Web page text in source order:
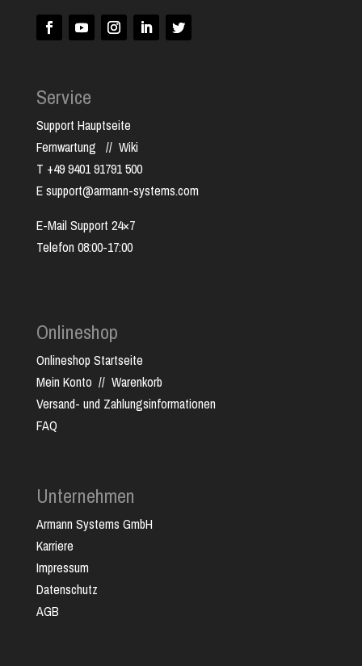
Service
Support Hauptseite
Fernwartung // Wiki
T +49 9401 91791 500
E support@armann-systems.com
E-Mail Support 24×7
Telefon 08:00-17:00
Onlineshop
Onlineshop Startseite
Mein Konto // Warenkorb
Versand- und Zahlungsinformationen
FAQ
Unternehmen
Armann Systems GmbH
Karriere
Impressum
Datenschutz
AGB